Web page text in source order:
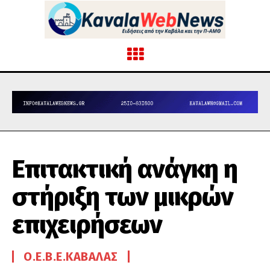
Επιτακτική ανάγκη η
στήριξη των μικρών
επιχειρήσεων
Ο.Ε.Β.Ε.ΚΑΒΆΛΑΣ